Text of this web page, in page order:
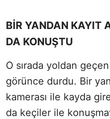
BİR YANDAN KAYIT
DA KONUŞTU
O sırada yoldan
görünce durdu. Bir
kamerası ile kayda
da keçiler ile